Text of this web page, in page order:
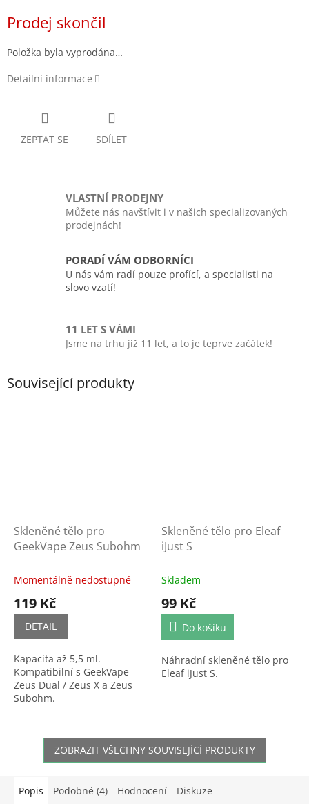
cena:
Prodej skončil
Položka byla vyprodána…
Detailní informace
ZEPTAT SE SDÍLET
VLASTNÍ PRODEJNY
Můžete nás navštívit i v našich specializovaných
prodejnách!
PORADÍ VÁM ODBORNÍCI
U nás vám radí pouze profící, a specialisti na
slovo vzatí!
11 LET S VÁMI
Jsme na trhu již 11 let, a to je teprve začátek!
Související produkty
Skleněné tělo pro
GeekVape Zeus Subohm
Momentálně nedostupné
119 Kč
DETAIL
Kapacita až 5,5 ml.
Kompatibilní s GeekVape
Zeus Dual / Zeus X a Zeus
Subohm.
Skleněné tělo pro Eleaf
iJust S
Skladem
99 Kč
Do košíku
Náhradní skleněné tělo pro
Eleaf iJust S.
ZOBRAZIT VŠECHNY SOUVISEJÍCÍ PRODUKTY
Popis Podobné (4) Hodnocení Diskuze